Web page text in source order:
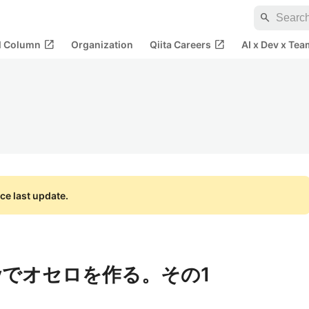
search
Column open_in_new Organization Qiita Careers open_in_new AI x Dev x
last update.
オセロを作る。その1